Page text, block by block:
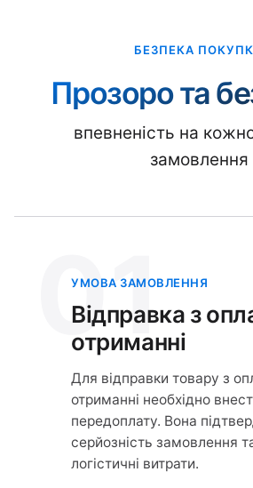
БЕЗПЕКА
Прозоро та
впевненість на
замовлення
01
УМОВА ЗАМОВЛЕННЯ
Відправка з
отриманні
Для відправки товару з
отриманні необхідно
передоплату. Вона
серйозність замовлення
логістичні витрати.